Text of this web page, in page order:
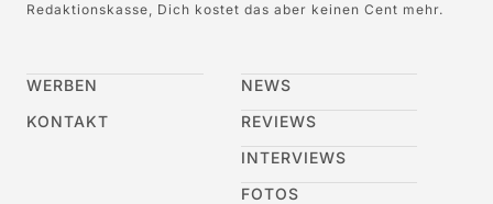
Redaktionskasse, Dich kostet das aber keinen Cent mehr.
WERBEN
KONTAKT
NEWS
REVIEWS
INTERVIEWS
FOTOS